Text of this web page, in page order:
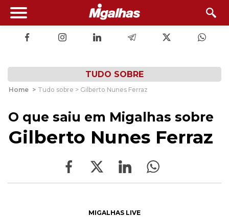
TUDO SOBRE
Home > Tudo sobre > Gilberto Nunes Ferraz
O que saiu em Migalhas sobre
Gilberto Nunes Ferraz
MIGALHAS LIVE